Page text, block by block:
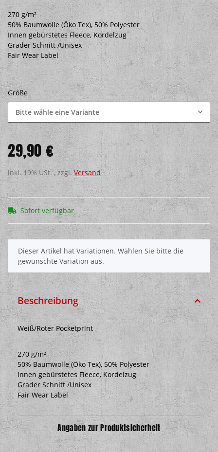
270 g/m²
50% Baumwolle (Öko Tex), 50% Polyester
Innen gebürstetes Fleece, Kordelzug
Grader Schnitt /Unisex
Fair Wear Label
Größe
Bitte wähle eine Variante
29,90 €
inkl. 19% USt. , zzgl.Versand
Sofort verfügbar
x
Dieser Artikel hat Variationen. Wählen Sie bitte die
gewünschte Variation aus.
Beschreibung
Weiß/Roter Pocketprint
270 g/m²
50% Baumwolle (Öko Tex), 50% Polyester
Innen gebürstetes Fleece, Kordelzug
Grader Schnitt /Unisex
Fair Wear Label
Angaben zur Produktsicherheit